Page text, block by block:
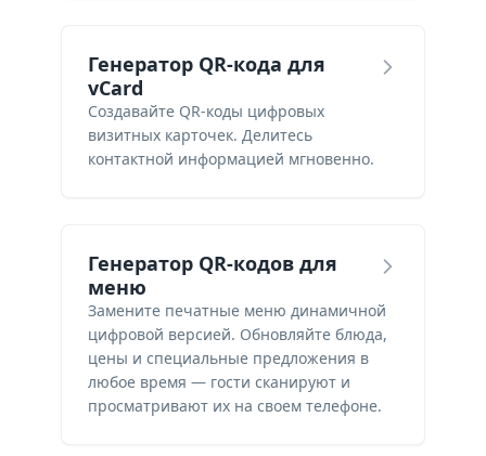
Генератор QR-кода для
vCard
Создавайте QR-коды цифровых
визитных карточек. Делитесь
контактной информацией мгновенно.
Генератор QR-кодов для
меню
Замените печатные меню динамичной
цифровой версией. Обновляйте блюда,
цены и специальные предложения в
любое время — гости сканируют и
просматривают их на своем телефоне.